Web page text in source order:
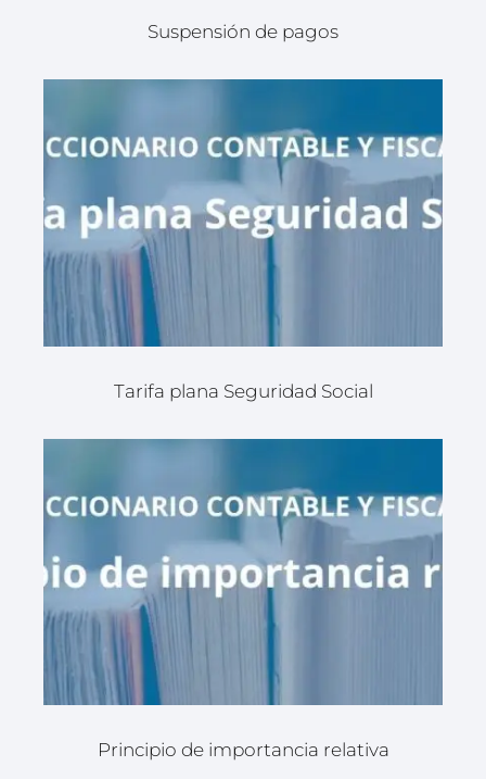
Suspensión de pagos
Tarifa plana Seguridad Social
Principio de importancia relativa